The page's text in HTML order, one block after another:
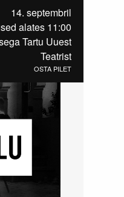
14. septembril
alates 11:00
Tartu Uuest
Teatrist
OSTA PILET